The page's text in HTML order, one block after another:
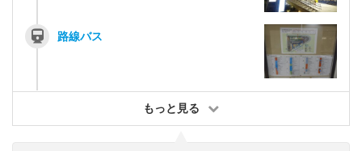
路線バス
もっと見る